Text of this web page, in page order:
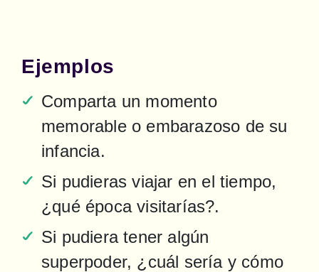
Ejemplos
Comparta un momento
memorable o embarazoso de su
infancia.
Si pudieras viajar en el tiempo,
¿qué época visitarías?.
Si pudiera tener algún
superpoder, ¿cuál sería y cómo